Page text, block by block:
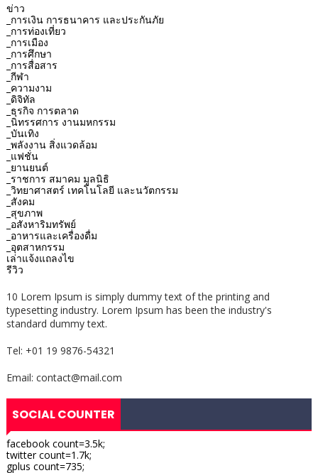
ข่าว
_การเงิน การธนาคาร และประกันภัย
_การท่องเที่ยว
_การเมือง
_การศึกษา
_การสื่อสาร
_กีฬา
_ความงาม
_ดิจิทัล
_ธุรกิจ การตลาด
_นิทรรศการ งานมหกรรม
_บันเทิง
_พลังงาน สิ่งแวดล้อม
_แฟชั่น
_ยานยนต์
_ราชการ สมาคม มูลนิธิ
_วิทยาศาสตร์ เทคโนโลยี และนวัตกรรม
_สังคม
_สุขภาพ
_อสังหาริมทรัพย์
_อาหารและเครื่องดื่ม
_อุตสาหกรรม
เล่าแจ้งแถลงไข
รีวิว
10 Lorem Ipsum is simply dummy text of the printing and
typesetting industry. Lorem Ipsum has been the industry's
standard dummy text.
Tel: +01 19 9876-54321
Email: contact@mail.com
SOCIAL COUNTER
facebook count=3.5k;
twitter count=1.7k;
gplus count=735;